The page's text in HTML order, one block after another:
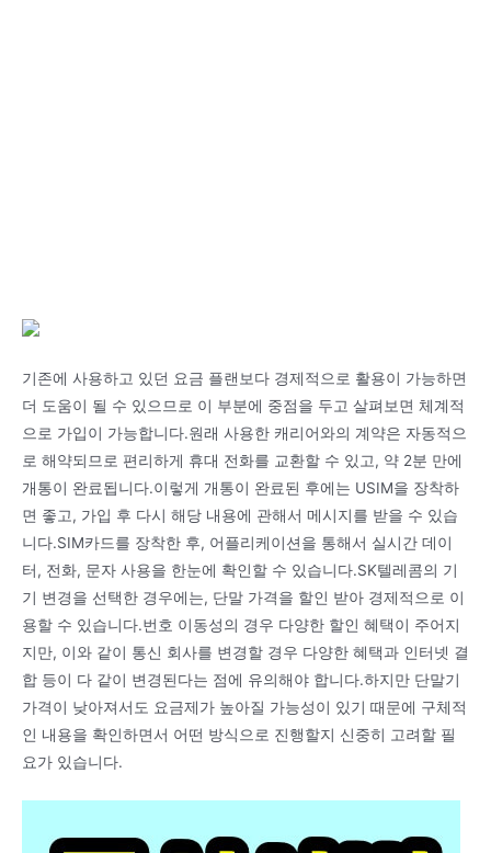
기존에 사용하고 있던 요금 플랜보다 경제적으로 활용이 가능하면
더 도움이 될 수 있으므로 이 부분에 중점을 두고 살펴보면 체계적
으로 가입이 가능합니다.원래 사용한 캐리어와의 계약은 자동적으
로 해약되므로 편리하게 휴대 전화를 교환할 수 있고, 약 2분 만에
개통이 완료됩니다.이렇게 개통이 완료된 후에는 USIM을 장착하
면 좋고, 가입 후 다시 해당 내용에 관해서 메시지를 받을 수 있습
니다.SIM카드를 장착한 후, 어플리케이션을 통해서 실시간 데이
터, 전화, 문자 사용을 한눈에 확인할 수 있습니다.SK텔레콤의 기
기 변경을 선택한 경우에는, 단말 가격을 할인 받아 경제적으로 이
용할 수 있습니다.번호 이동성의 경우 다양한 할인 혜택이 주어지
지만, 이와 같이 통신 회사를 변경할 경우 다양한 혜택과 인터넷 결
합 등이 다 같이 변경된다는 점에 유의해야 합니다.하지만 단말기
가격이 낮아져서도 요금제가 높아질 가능성이 있기 때문에 구체적
인 내용을 확인하면서 어떤 방식으로 진행할지 신중히 고려할 필
요가 있습니다.